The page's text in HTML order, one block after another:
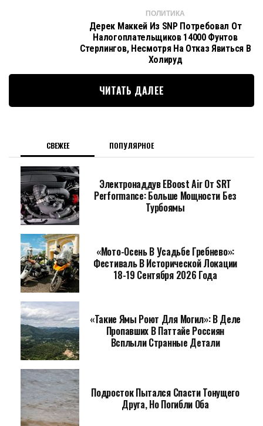
ПОЛИТИКА
Дерек Маккей Из SNP Потребовал От
Налогоплательщиков 14000 Фунтов
Стерлингов, Несмотря На Отказ Явиться В
Холируд
ЧИТАТЬ ДАЛЕЕ
СВЕЖЕЕ ПОПУЛЯРНОЕ
Электронаддув EBoost Air От SRT
Performance: Больше Мощности Без
Турбоямы
«Мото-Осень В Усадьбе Гребнево»:
Фестиваль В Исторической Локации
18-19 Сентября 2026 Года
«Такие Ямы Роют Для Могил»: В Деле
Пропавших В Паттайе Россиян
Всплыли Странные Детали
Подросток Пытался Спасти Тонущего
Друга, Но Погибли Оба